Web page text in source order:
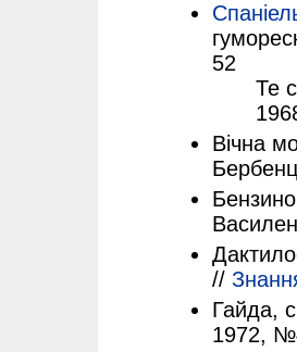
52
Те
Вічна
//
Гайда,
1972,